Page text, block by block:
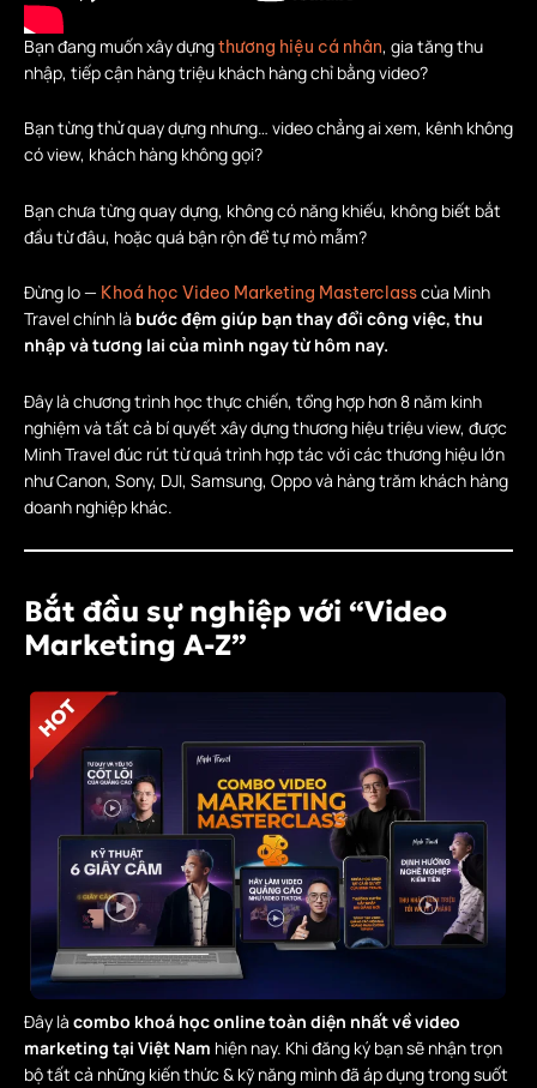
Bạn đang muốn xây dựngthương hiệu cá nhân, gia tăng thu
nhập, tiếp cận hàng triệu khách hàng chỉ bằng video?
Bạn từng thử quay dựng nhưng… video chẳng ai xem, kênh không
có view, khách hàng không gọi?
Bạn chưa từng quay dựng, không có năng khiếu, không biết bắt
đầu từ đâu, hoặc quá bận rộn để tự mò mẫm?
Đừng lo — Khoá học Video Marketing Masterclasscủa Minh
Travel chính là bước đệm giúp bạn thay đổi công việc, thu
nhập và tương lai của mình ngay từ hôm nay.
Đây là chương trình học thực chiến, tổng hợp hơn 8 năm kinh
nghiệm và tất cả bí quyết xây dựng thương hiệu triệu view, được
Minh Travel đúc rút từ quá trình hợp tác với các thương hiệu lớn
như Canon, Sony, DJI, Samsung, Oppo và hàng trăm khách hàng
doanh nghiệp khác.
Bắt đầu sự nghiệp với “Video
Marketing A-Z”
Đây là combo khoá học online toàn diện nhất về video
marketing tại Việt Nam hiện nay. Khi đăng ký bạn sẽ nhận trọn
bộ tất cả những kiến thức & kỹ năng mình đã áp dụng trong suốt